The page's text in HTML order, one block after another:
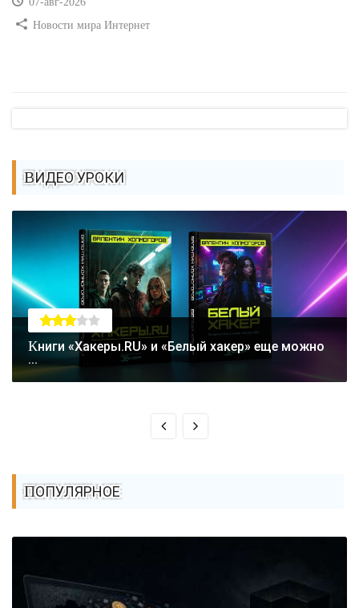
Новости мира Интернет
ВИДЕО УРОКИ
Книги «Хакеры.RU» и «Белый хакер» еще можно
...
ПОПУЛЯРНОЕ